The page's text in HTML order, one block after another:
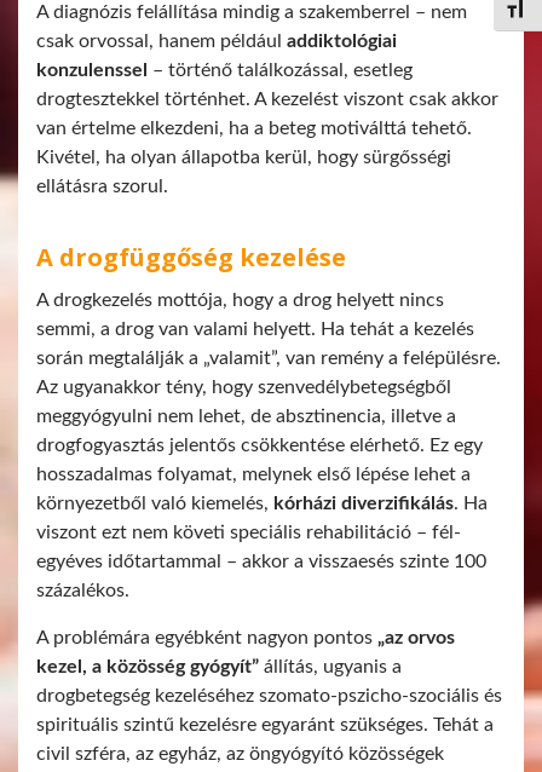
A diagnózis felállítása mindig a szakemberrel – nem
csak orvossal, hanem például addiktológiai
konzulenssel
– történő találkozással, esetleg
drogtesztekkel történhet. A kezelést viszont csak akkor
van értelme elkezdeni, ha a beteg motiválttá tehető.
Kivétel, ha olyan állapotba kerül, hogy sürgősségi
ellátásra szorul.
A drogfüggőség kezelése
A drogkezelés mottója, hogy a drog helyett nincs
semmi, a drog van valami helyett. Ha tehát a kezelés
során megtalálják a „valamit”, van remény a felépülésre.
Az ugyanakkor tény, hogy szenvedélybetegségből
meggyógyulni nem lehet, de absztinencia, illetve a
drogfogyasztás jelentős csökkentése elérhető. Ez egy
hosszadalmas folyamat, melynek első lépése lehet a
környezetből való kiemelés, kórházi diverzifikálás. Ha
viszont ezt nem követi speciális rehabilitáció – fél-
egyéves időtartammal – akkor a visszaesés szinte 100
százalékos.
A problémára egyébként nagyon pontos „az orvos
kezel, a közösség gyógyít” állítás, ugyanis a
drogbetegség kezeléséhez szomato-pszicho-szociális és
spirituális szintű kezelésre egyaránt szükséges. Tehát a
civil szféra, az egyház, az öngyógyító közösségek